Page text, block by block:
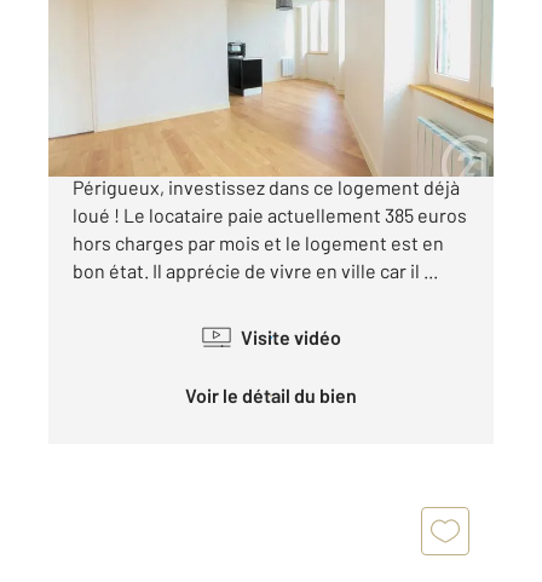
Appartement T2 à vendre
63 000 €
PERIGUEUX A deux pas de la gare de
Périgueux, investissez dans ce logement déjà
loué ! Le locataire paie actuellement 385 euros
hors charges par mois et le logement est en
bon état. Il apprécie de vivre en ville car il ...
Visite vidéo
Voir le détail du bien